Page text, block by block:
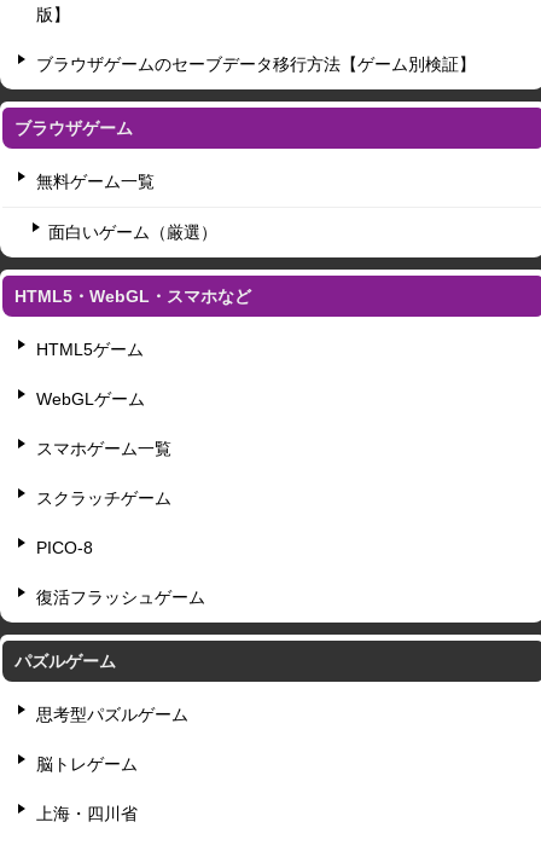
版】
ブラウザゲームのセーブデータ移行方法【ゲーム別検証】
ブラウザゲーム
無料ゲーム一覧
面白いゲーム（厳選）
HTML5・WebGL・スマホなど
HTML5ゲーム
WebGLゲーム
スマホゲーム一覧
スクラッチゲーム
PICO-8
復活フラッシュゲーム
パズルゲーム
思考型パズルゲーム
脳トレゲーム
上海・四川省